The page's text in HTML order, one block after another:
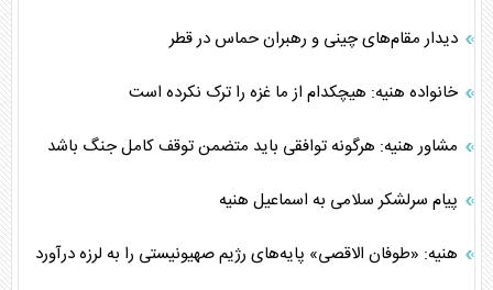
دیدار مقام‌های چینی‌ و رهبران حماس در قطر
خانواده هنیه: هیچکدام از ما غزه را ترک نکرده است
مشاور هنیه: هرگونه توافقی باید متضمن توقف کامل جنگ باشد
پیام سرلشکر سلامی به اسماعیل هنیه
هنیه: «طوفان الاقصی» پایه‌های رژیم صهیونیستی را به لرزه درآورد